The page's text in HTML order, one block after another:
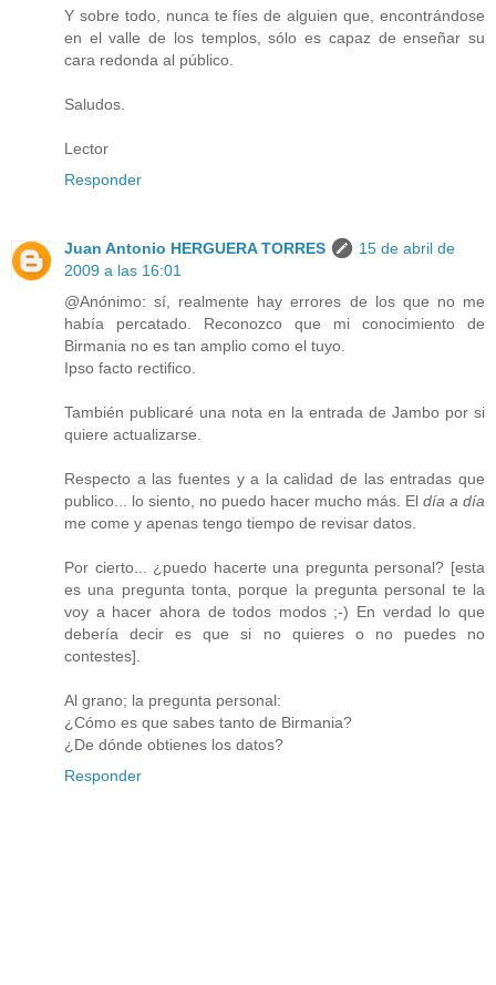
Y sobre todo, nunca te fíes de alguien que, encontrándose
en el valle de los templos, sólo es capaz de enseñar su
cara redonda al público.
Saludos.
Lector
Responder
Juan Antonio HERGUERA TORRES
15 de abril de
2009 a las 16:01
@Anónimo: sí, realmente hay errores de los que no me
había percatado. Reconozco que mi conocimiento de
Birmania no es tan amplio como el tuyo.
Ipso facto rectifico.
También publicaré una nota en la entrada de Jambo por si
quiere actualizarse.
Respecto a las fuentes y a la calidad de las entradas que
publico... lo siento, no puedo hacer mucho más. El día a día
me come y apenas tengo tiempo de revisar datos.
Por cierto... ¿puedo hacerte una pregunta personal? [esta
es una pregunta tonta, porque la pregunta personal te la
voy a hacer ahora de todos modos ;-) En verdad lo que
debería decir es que si no quieres o no puedes no
contestes].
Al grano; la pregunta personal:
¿Cómo es que sabes tanto de Birmania?
¿De dónde obtienes los datos?
Responder